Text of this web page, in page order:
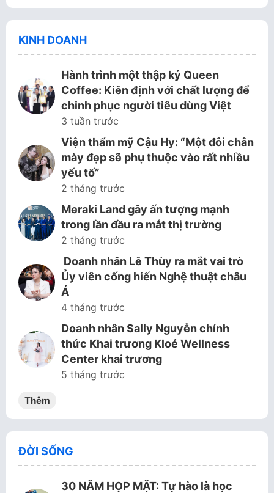
KINH DOANH
Hành trình một thập kỷ Queen
Coffee: Kiên định với chất lượng để
chinh phục người tiêu dùng Việt
3 tuần trước
Viện thẩm mỹ Cậu Hy: “Một đôi chân
mày đẹp sẽ phụ thuộc vào rất nhiều
yếu tố”
2 tháng trước
Meraki Land gây ấn tượng mạnh
trong lần đầu ra mắt thị trường
2 tháng trước
Doanh nhân Lê Thùy ra mắt vai trò
Ủy viên cống hiến Nghệ thuật châu
Á
4 tháng trước
Doanh nhân Sally Nguyễn chính
thức Khai trương Kloé Wellness
Center khai trương
5 tháng trước
Thêm
ĐỜI SỐNG
30 NĂM HỌP MẶT: Tự hào là học